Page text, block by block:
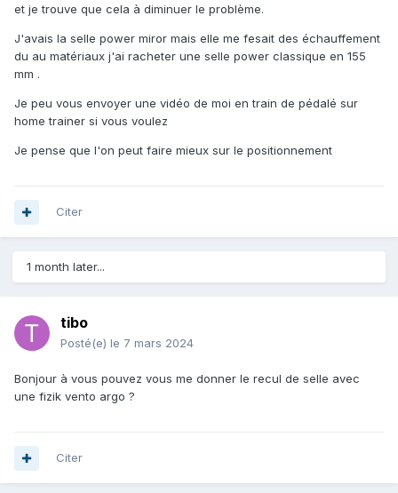
et je trouve que cela à diminuer le problème.
J'avais la selle power miror mais elle me fesait des échauffement
du au matériaux j'ai racheter une selle power classique en 155
mm .
Je peu vous envoyer une vidéo de moi en train de pédalé sur
home trainer si vous voulez
Je pense que l'on peut faire mieux sur le positionnement
Citer
1 month later...
tibo
Posté(e) le 7 mars 2024
Bonjour à vous pouvez vous me donner le recul de selle avec
une fizik vento argo ?
Citer